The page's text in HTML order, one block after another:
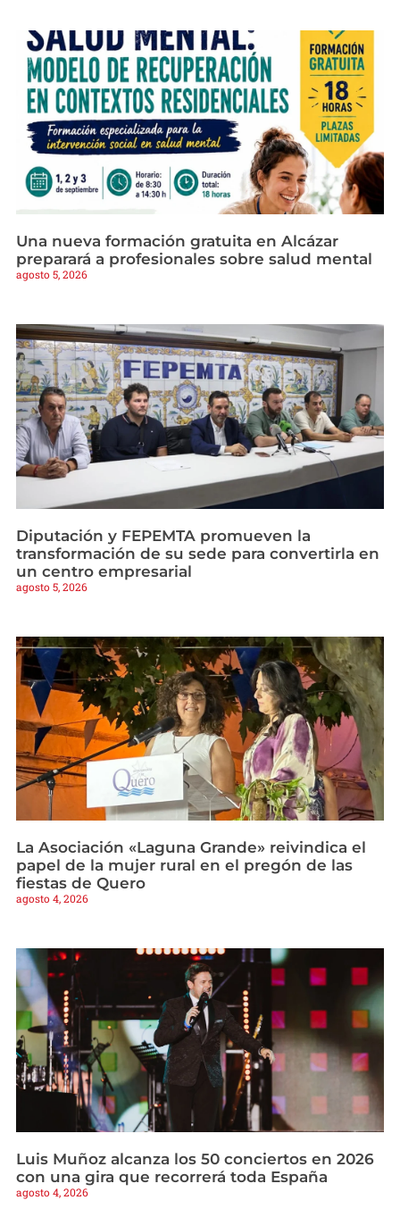
Una nueva formación gratuita en Alcázar
preparará a profesionales sobre salud mental
agosto 5, 2026
Diputación y FEPEMTA promueven la
transformación de su sede para convertirla en
un centro empresarial
agosto 5, 2026
La Asociación «Laguna Grande» reivindica el
papel de la mujer rural en el pregón de las
fiestas de Quero
agosto 4, 2026
Luis Muñoz alcanza los 50 conciertos en 2026
con una gira que recorrerá toda España
agosto 4, 2026